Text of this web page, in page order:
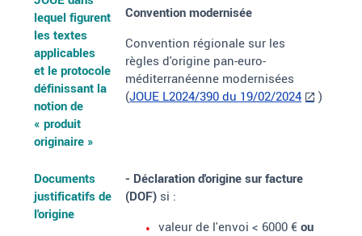
lequel figurent
les textes
applicables
et le protocole
définissant la
notion de
« produit
originaire »
Convention modernisée
Convention régionale sur les
règles d'origine pan-euro-
méditerranéenne modernisées
(JOUE L2024/390 du 19/02/2024 )
Documents
justificatifs de
l'origine
- Déclaration d'origine sur facture
(DOF) si :
valeur de l'envoi < 6000 €ou